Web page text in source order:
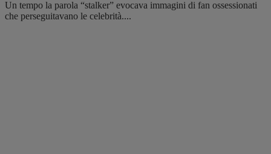
Un tempo la parola “stalker” evocava immagini di fan ossessionati
che perseguitavano le celebrità....